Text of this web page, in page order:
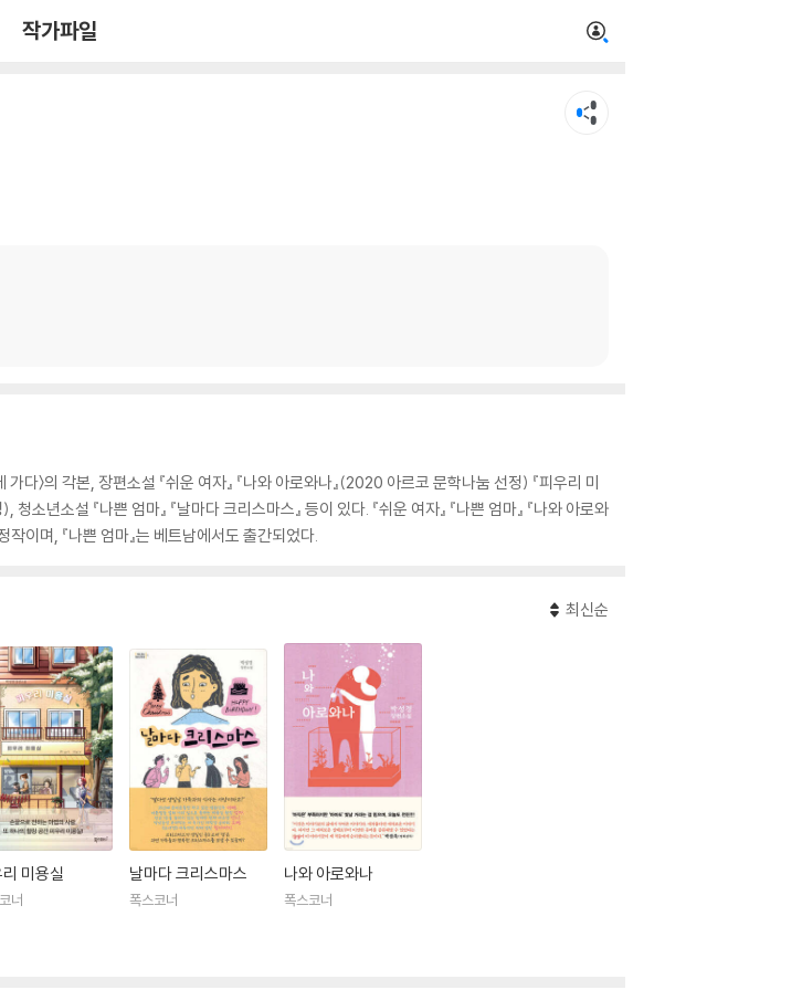
작가파일
다〉의 각본, 장편소설 『쉬운 여자』 『나와 아로와나』(2020 아르코 문학나눔 선정) 『피우리 미
년소설 『나쁜 엄마』 『날마다 크리스마스』 등이 있다. 『쉬운 여자』 『나쁜 엄마』 『나와 아로와
이며, 『나쁜 엄마』는 베트남에서도 출간되었다.
최신순
미용실
너
날마다 크리스마스
폭스코너
나와 아로와나
폭스코너